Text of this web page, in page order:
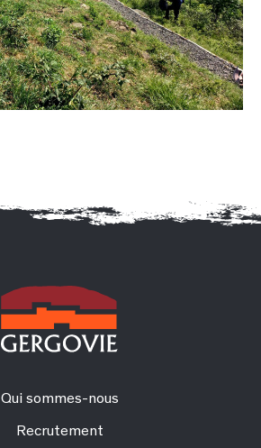
Qui sommes-nous
Recrutement